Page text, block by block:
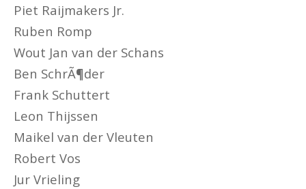
Piet Raijmakers Jr.
Ruben Romp
Wout Jan van der Schans
Ben SchrÃ¶der
Frank Schuttert
Leon Thijssen
Maikel van der Vleuten
Robert Vos
Jur Vrieling